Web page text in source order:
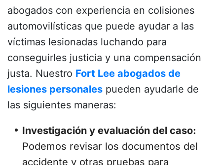
abogados con experiencia en colisiones
automovilísticas que puede ayudar a las
víctimas lesionadas luchando para
conseguirles justicia y una compensación
justa. Nuestro Fort Lee abogados de
lesiones personales pueden ayudarle de
las siguientes maneras:
Investigación y evaluación del caso:
Podemos revisar los documentos del
accidente y otras pruebas para